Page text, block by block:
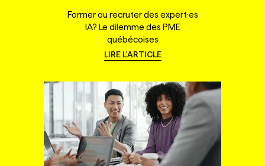
Former ou recruter des expert·es
IA? Le dilemme des PME
québécoises
LIRE L'ARTICLE